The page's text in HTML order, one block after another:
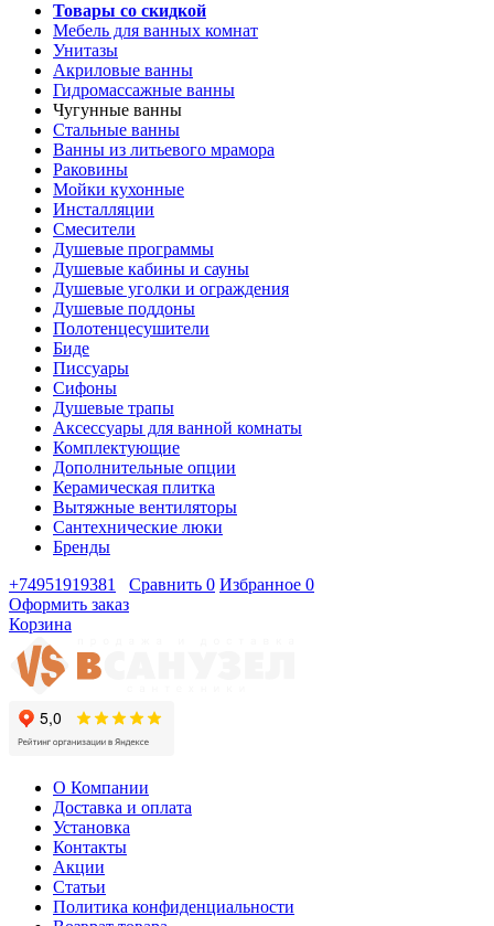
Товары со скидкой
Мебель для ванных комнат
Унитазы
Акриловые ванны
Гидромассажные ванны
Чугунные ванны
Стальные ванны
Ванны из литьевого мрамора
Раковины
Мойки кухонные
Инсталляции
Смесители
Душевые программы
Душевые кабины и сауны
Душевые уголки и ограждения
Душевые поддоны
Полотенцесушители
Биде
Писсуары
Сифоны
Душевые трапы
Аксессуары для ванной комнаты
Комплектующие
Дополнительные опции
Керамическая плитка
Вытяжные вентиляторы
Сантехнические люки
Бренды
+74951919381
Сравнить 0 Избранное 0
Оформить заказ
Корзина
О Компании
Доставка и оплата
Установка
Контакты
Акции
Статьи
Политика конфиденциальности